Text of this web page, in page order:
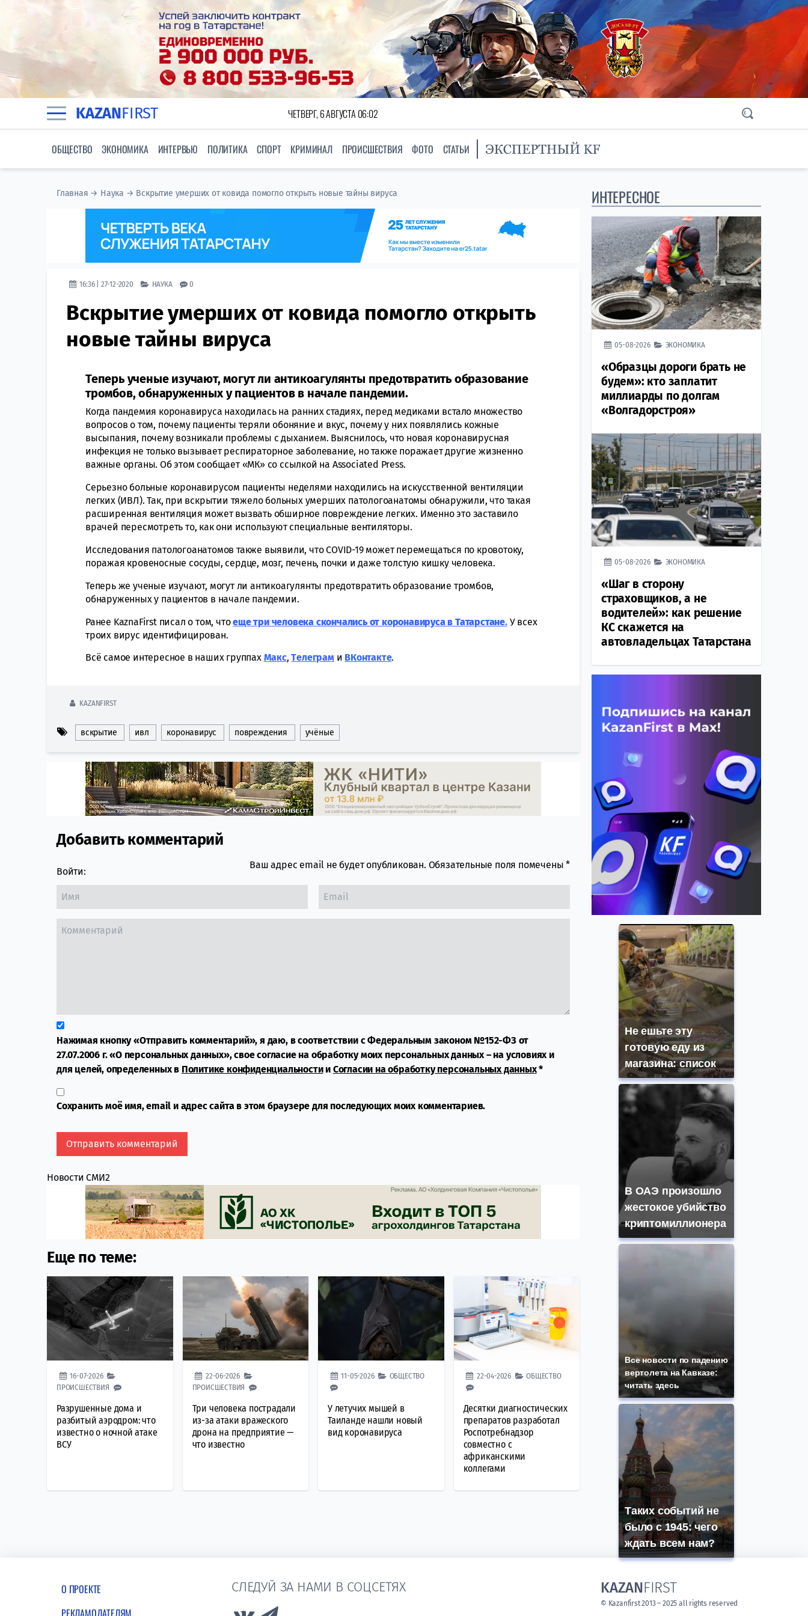
KAZANFIRST ЧЕТВЕРГ, 6 АВГУСТА 06:02
ОБЩЕСТВО ЭКОНОМИКА ИНТЕРВЬЮ ПОЛИТИКА СПОРТ КРИМИНАЛ ПРОИСШЕСТВИЯ ФОТО СТАТЬИ
Главная → Наука → Вскрытие умерших от ковида помогло открыть новые тайны вируса
16:36 | 27-12-2020 НАУКА 0
Вскрытие умерших от ковида помогло открыть
новые тайны вируса
Теперь ученые изучают, могут ли антикоагулянты предотвратить образование
тромбов, обнаруженных у пациентов в начале пандемии.
Когда пандемия коронавируса находилась на ранних стадиях, перед медиками встало множество
вопросов о том, почему пациенты теряли обоняние и вкус, почему у них появлялись кожные
высыпания, почему возникали проблемы с дыханием. Выяснилось, что новая коронавирусная
инфекция не только вызывает респираторное заболевание, но также поражает другие жизненно
важные органы. Об этом сообщает «МК» со ссылкой на Associated Press.
Серьезно больные коронавирусом пациенты неделями находились на искусственной вентиляции
легких (ИВЛ). Так, при вскрытии тяжело больных умерших патологоанатомы обнаружили, что такая
расширенная вентиляция может вызвать обширное повреждение легких. Именно это заставило
врачей пересмотреть то, как они используют специальные вентиляторы.
Исследования патологоанатомов также выявили, что COVID-19 может перемещаться по кровотоку,
поражая кровеносные сосуды, сердце, мозг, печень, почки и даже толстую кишку человека.
Теперь же ученые изучают, могут ли антикоагулянты предотвратить образование тромбов,
обнаруженных у пациентов в начале пандемии.
Ранее KaznaFirst писал о том, что еще три человека скончались от коронавируса в Татарстане.У всех
троих вирус идентифицирован.
Всё самое интересное в наших группах Макс,Tелеграми ВКонтакте.
KAZANFIRST
вскрытие ивл коронавирус повреждения учёные
Comment section
Добавить комментарий
Войти:
Ваш адрес email не будет опубликован. Обязательные поля помечены*
Нажимая кнопку «Отправить комментарий», я даю, в соответствии с Федеральным законом №152-ФЗ от
27.07.2006 г. «О персональных данных», свое согласие на обработку моих персональных данных – на условиях и
для целей, определенных в Политике конфиденциальностии Согласии на обработку персональных данных*
Сохранить моё имя, email и адрес сайта в этом браузере для последующих моих комментариев.
Новости СМИ2
Еще по теме:
16-07-2026
ПРОИСШЕСТВИЯ
Разрушенные дома и
разбитый аэродром: что
известно о ночной атаке
ВСУ
22-06-2026
ПРОИСШЕСТВИЯ
Три человека пострадали
из-за атаки вражеского
дрона на предприятие —
что известно
11-05-2026 ОБЩЕСТВО
У летучих мышей в
Таиланде нашли новый
вид коронавируса
22-04-2026 ОБЩЕСТВО
Десятки диагностических
препаратов разработал
Роспотребнадзор
совместно с
африканскими
коллегами
ИНТЕРЕСНОЕ
05-08-2026 ЭКОНОМИКА
«Образцы дороги брать не
будем»: кто заплатит
миллиарды по долгам
«Волгадорстроя»
05-08-2026 ЭКОНОМИКА
«Шаг в сторону
страховщиков, а не
водителей»: как решение
КС скажется на
автовладельцах Татарстана
Не ешьте эту
готовую еду из
магазина: список
В ОАЭ произошло
жестокое убийство
криптомиллионера
Все новости по падению
вертолета на Кавказе:
читать здесь
Таких событий не
было с 1945: чего
ждать всем нам?
О ПРОЕКТЕ
РЕКЛАМОДАТЕЛЯМ
СЛЕДУЙ ЗА НАМИ В СОЦСЕТЯХ
Link to Vk
KAZANFIRST
© Kazanfirst 2013 – 2025 all rights reserved